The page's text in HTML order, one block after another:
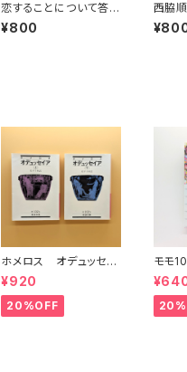
恋することについて答え
を出そう
¥800
西脇
ための
養文庫
ホメロス オデュッセイ
ア(上)(下) （岩波文庫）
¥920
20%OFF
モモ